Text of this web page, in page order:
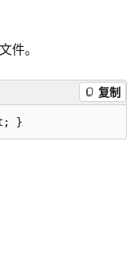
件。
复制
}